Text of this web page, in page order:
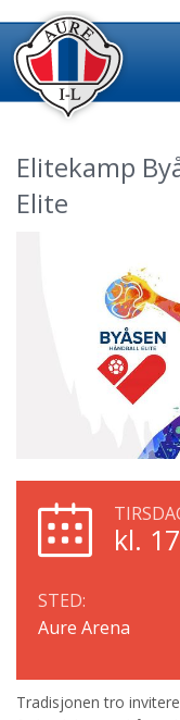
Elitekamp
Elite
kl.
STED:
Aure Arena
Tradisjonen tro